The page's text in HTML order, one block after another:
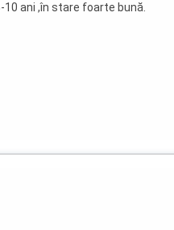
ani ,în stare foarte bună.